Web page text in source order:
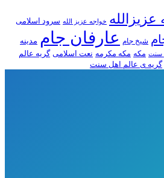
عزیزالله خواجه عزیز الله سرود اسلامی
شیخ جام عارفان جام مدینه
سنت مکه مکه مکرمه نعت اسلامی گریه عالم
گریه ی عالم اهل سنت